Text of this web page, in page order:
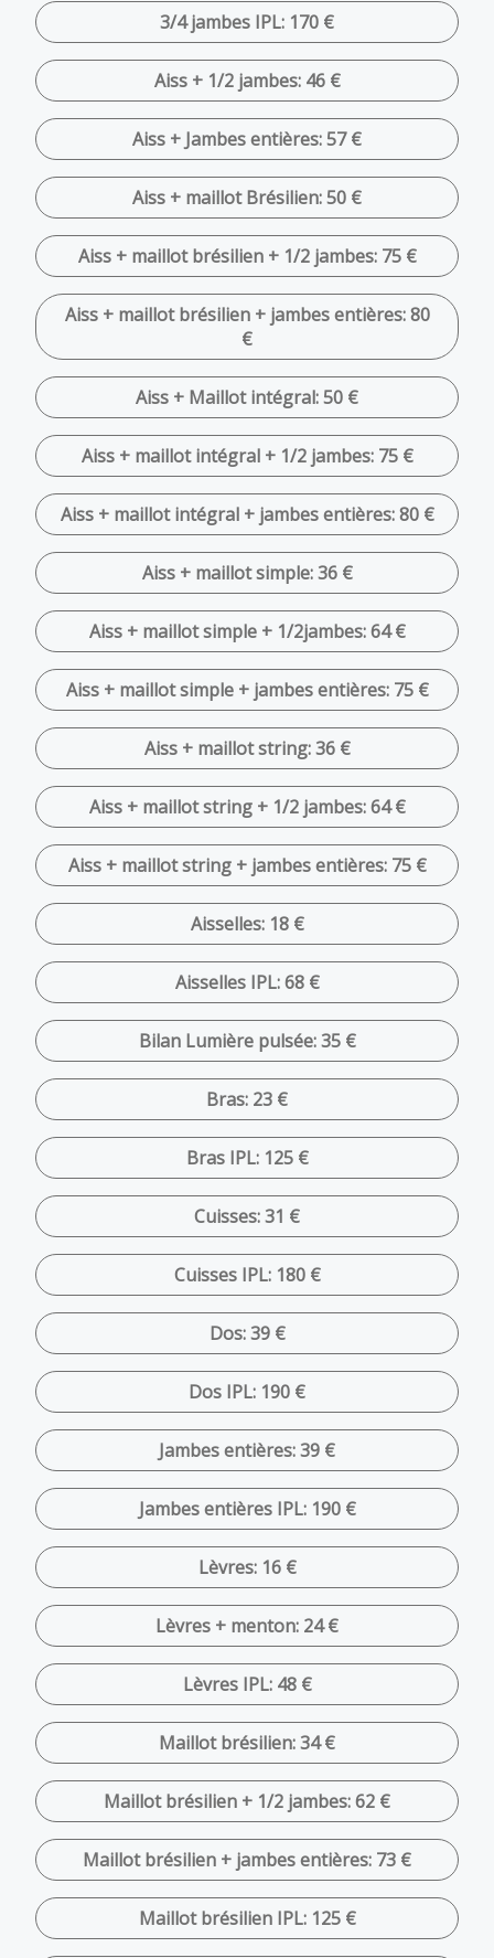
3/4 jambes IPL: 170 €
Aiss + 1/2 jambes: 46 €
Aiss + Jambes entières: 57 €
Aiss + maillot Brésilien: 50 €
Aiss + maillot brésilien + 1/2 jambes: 75 €
Aiss + maillot brésilien + jambes entières: 80
€
Aiss + Maillot intégral: 50 €
Aiss + maillot intégral + 1/2 jambes: 75 €
Aiss + maillot intégral + jambes entières: 80 €
Aiss + maillot simple: 36 €
Aiss + maillot simple + 1/2jambes: 64 €
Aiss + maillot simple + jambes entières: 75 €
Aiss + maillot string: 36 €
Aiss + maillot string + 1/2 jambes: 64 €
Aiss + maillot string + jambes entières: 75 €
Aisselles: 18 €
Aisselles IPL: 68 €
Bilan Lumière pulsée: 35 €
Bras: 23 €
Bras IPL: 125 €
Cuisses: 31 €
Cuisses IPL: 180 €
Dos: 39 €
Dos IPL: 190 €
Jambes entières: 39 €
Jambes entières IPL: 190 €
Lèvres: 16 €
Lèvres + menton: 24 €
Lèvres IPL: 48 €
Maillot brésilien: 34 €
Maillot brésilien + 1/2 jambes: 62 €
Maillot brésilien + jambes entières: 73 €
Maillot brésilien IPL: 125 €